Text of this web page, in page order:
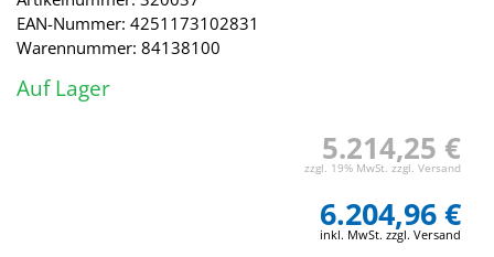
EAN-Nummer: 4251173102831
Warennummer: 84138100
Auf Lager
5.214,25 €
zzgl. 19% MwSt. zzgl. Versand
6.204,96 €
inkl. MwSt. zzgl. Versand